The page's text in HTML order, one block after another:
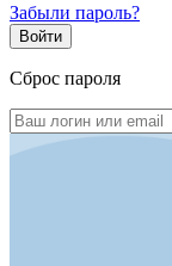
Забыли пароль?
Сброс пароля